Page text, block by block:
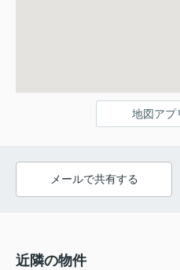
地図アプ
メールで共有する
近隣の物件